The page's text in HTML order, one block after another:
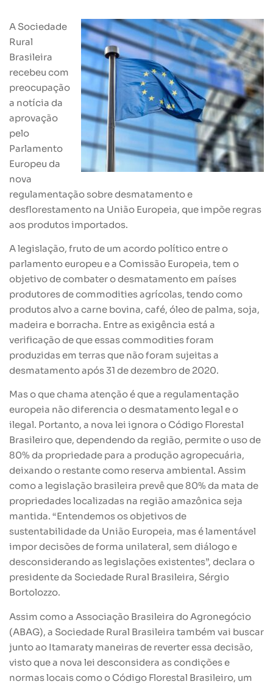
A Sociedade
Rural
Brasileira
recebeu com
preocupação
a notícia da
aprovação
pelo
Parlamento
Europeu da
nova
regulamentação sobre desmatamento e
desflorestamento na União Europeia, que impõe regras
aos produtos importados.
A legislação, fruto de um acordo político entre o
parlamento europeu e a Comissão Europeia, tem o
objetivo de combater o desmatamento em países
produtores de commodities agrícolas, tendo como
produtos alvo a carne bovina, café, óleo de palma, soja,
madeira e borracha. Entre as exigência está a
verificação de que essas commodities foram
produzidas em terras que não foram sujeitas a
desmatamento após 31 de dezembro de 2020.
Mas o que chama atenção é que a regulamentação
europeia não diferencia o desmatamento legal e o
ilegal. Portanto, a nova lei ignora o Código Florestal
Brasileiro que, dependendo da região, permite o uso de
80% da propriedade para a produção agropecuária,
deixando o restante como reserva ambiental. Assim
como a legislação brasileira prevê que 80% da mata de
propriedades localizadas na região amazônica seja
mantida. “Entendemos os objetivos de
sustentabilidade da União Europeia, mas é lamentável
impor decisões de forma unilateral, sem diálogo e
desconsiderando as legislações existentes”, declara o
presidente da Sociedade Rural Brasileira, Sérgio
Bortolozzo.
Assim como a Associação Brasileira do Agronegócio
(ABAG), a Sociedade Rural Brasileira também vai buscar
junto ao Itamaraty maneiras de reverter essa decisão,
visto que a nova lei desconsidera as condições e
normas locais como o Código Florestal Brasileiro, um